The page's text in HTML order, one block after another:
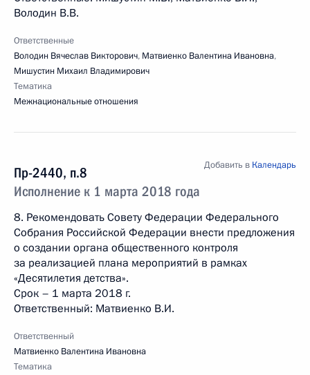
Володин В.В.
Ответственные
Володин Вячеслав Викторович, Матвиенко Валентина Ивановна,
Мишустин Михаил Владимирович
Тематика
Межнациональные отношения
Пр-2440, п.8
Исполнение к 1 марта 2018 года
Добавить в Календарь
8. Рекомендовать Совету Федерации Федерального
Собрания Российской Федерации внести предложения
о создании органа общественного контроля
за реализацией плана мероприятий в рамках
«Десятилетия детства».
Срок – 1 марта 2018 г.
Ответственный: Матвиенко В.И.
Ответственный
Матвиенко Валентина Ивановна
Тематика